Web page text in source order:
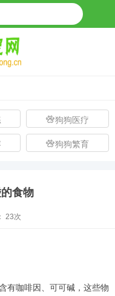
狗狗医疗
狗狗繁育
食物
23次
有咖啡因、可可碱，这些物